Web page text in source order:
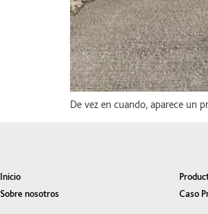
De vez en cuando, aparece un
Inicio
Sobre nosotros
Caso